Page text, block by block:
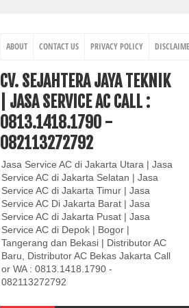
ABOUT CONTACT US PRIVACY POLICY
CV. SEJAHTERA JAYA TEKNIK
| JASA SERVICE AC CALL :
0813.1418.1790 -
082113272792
Jasa Service AC di Jakarta Utara | Jasa
Service AC di Jakarta Selatan | Jasa
Service AC di Jakarta Timur | Jasa
Service AC Di Jakarta Barat | Jasa
Service AC di Jakarta Pusat | Jasa
Service AC di Depok | Bogor |
Tangerang dan Bekasi | Distributor AC
Baru, Distributor AC Bekas Jakarta Call
or WA : 0813.1418.1790 -
082113272792